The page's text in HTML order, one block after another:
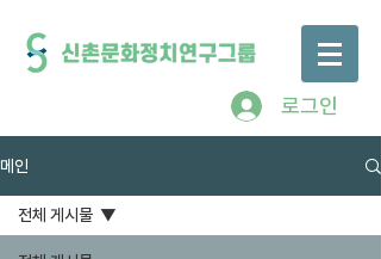
로그인
메인
전체 게시물